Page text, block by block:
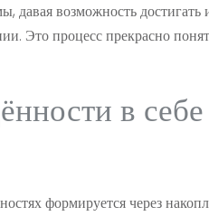
давая возможность достигать
Это процесс прекрасно
в
формируется через